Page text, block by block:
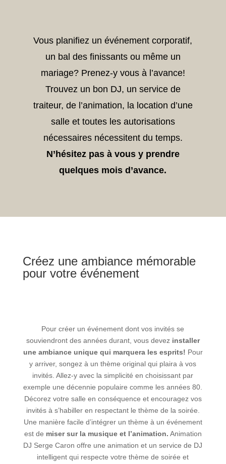
Vous planifiez un événement corporatif,
un bal des finissants ou même un
mariage? Prenez-y vous à l’avance!
Trouvez un bon DJ, un service de
traiteur, de l’animation, la location d’une
salle et toutes les autorisations
nécessaires nécessitent du temps.
N’hésitez pas à vous y prendre
quelques mois d’avance.
Créez une ambiance mémorable
pour votre événement
Pour créer un événement dont vos invités se
souviendront des années durant, vous devez installer
une ambiance unique qui marquera les esprits! Pour
y arriver, songez à un thème original qui plaira à vos
invités. Allez-y avec la simplicité en choisissant par
exemple une décennie populaire comme les années 80.
Décorez votre salle en conséquence et encouragez vos
invités à s’habiller en respectant le thème de la soirée.
Une manière facile d’intégrer un thème à un événement
est de miser sur la musique et l’animation. Animation
DJ Serge Caron offre une animation et un service de DJ
intelligent qui respecte votre thème de soirée et